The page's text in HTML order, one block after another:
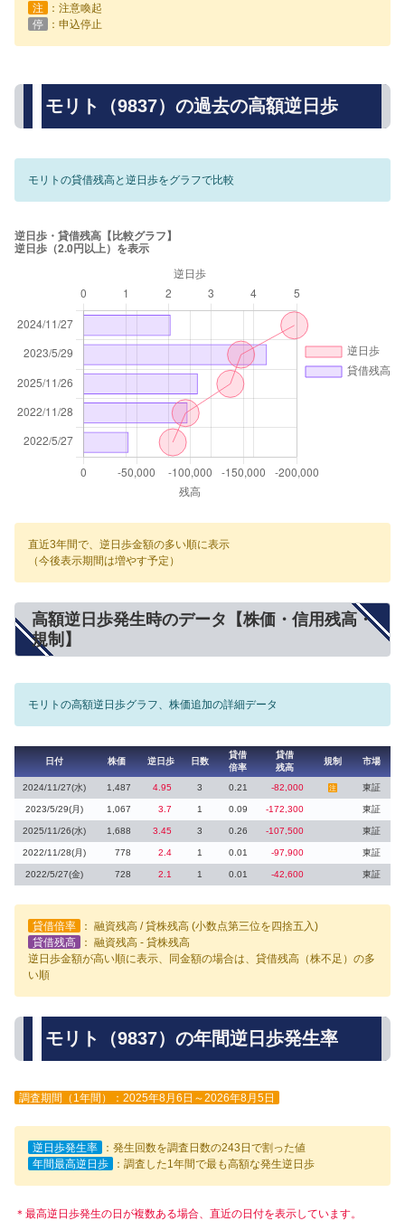
注
：注意喚起
停
：申込停止
モリト（9837）の過去の高額逆日歩
モリトの貸借残高と逆日歩をグラフで比較
直近3年間で、逆日歩金額の多い順に表示
（今後表示期間は増やす予定）
高額逆日歩発生時のデータ【株価・信用残高・
規制】
モリトの高額逆日歩グラフ、株価追加の詳細データ
日付 株価 逆日歩 日数
貸借
倍率
貸借
残高
規制 市場
2024/11/27(水) 1,487 4.95 3 0.21 -82,000 注 東証
2023/5/29(月) 1,067 3.7 1 0.09 -172,300 東証
2025/11/26(水) 1,688 3.45 3 0.26 -107,500 東証
2022/11/28(月) 778 2.4 1 0.01 -97,900 東証
2022/5/27(金) 728 2.1 1 0.01 -42,600 東証
貸借倍率
： 融資残高 / 貸株残高 (小数点第三位を四捨五入)
貸借残高
： 融資残高 - 貸株残高
逆日歩金額が高い順に表示、同金額の場合は、貸借残高（株不足）の多
い順
モリト（9837）の年間逆日歩発生率
調査期間（1年間）：2025年8月6日～2026年8月5日
逆日歩発生率
：発生回数を調査日数の243日で割った値
年間最高逆日歩
：調査した1年間で最も高額な発生逆日歩
＊最高逆日歩発生の日が複数ある場合、直近の日付を表示しています。